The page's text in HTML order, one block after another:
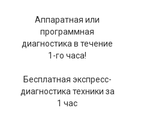
Аппаратная или
программная
диагностика в течение
1-го часа!
Бесплатная экспресс-
диагностика техники за
1 час